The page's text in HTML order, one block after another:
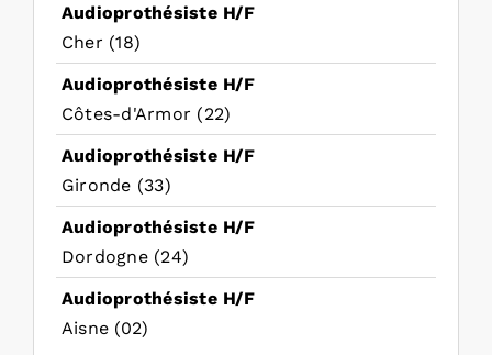
Audioprothésiste H/F
Cher (18)
Audioprothésiste H/F
Côtes-d'Armor (22)
Audioprothésiste H/F
Gironde (33)
Audioprothésiste H/F
Dordogne (24)
Audioprothésiste H/F
Aisne (02)